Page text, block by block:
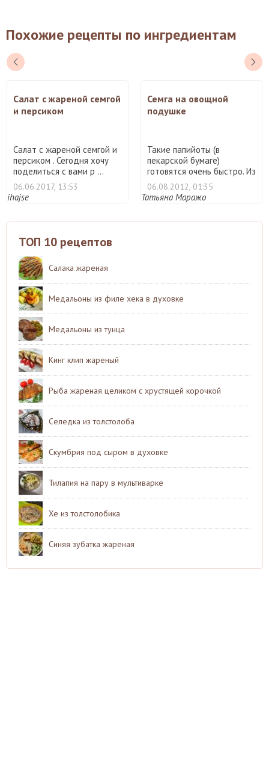
Похожие рецепты по ингредиентам
Салат с жареной семгой
и персиком
Салат с жареной семгой и
персиком . Сегодня хочу
поделиться с вами р ...
06.06.2017, 13:53
ihajse
Семга на овощной
подушке
Такие папийоты (в
пекарской бумаге)
готовятся очень быстро. Из
чего ...
06.08.2012, 01:35
Татьяна Маражо
ТОП 10 рецептов
Салака жареная
Медальоны из филе хека в духовке
Медальоны из тунца
Кинг клип жареный
Рыба жареная целиком с хрустящей корочкой
Селедка из толстолоба
Скумбрия под сыром в духовке
Тилапия на пару в мультиварке
Хе из толстолобика
Синяя зубатка жареная